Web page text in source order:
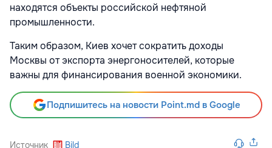
находятся объекты российской нефтяной
промышленности.
Таким образом, Киев хочет сократить доходы
Москвы от экспорта энергоносителей, которые
важны для финансирования военной экономики.
Подпишитесь на новости Point.md в Google
Источник Bild